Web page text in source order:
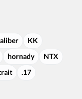
KK
hornady
NTX
.17